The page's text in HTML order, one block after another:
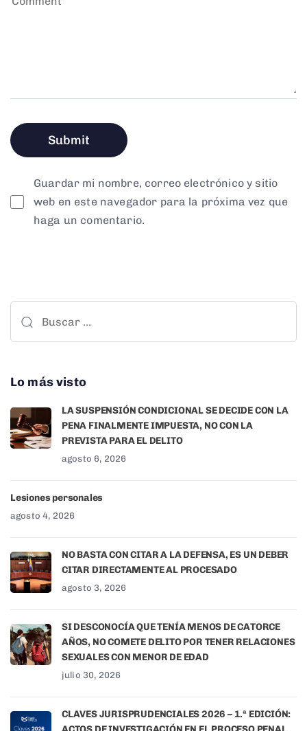
Guardar mi nombre, correo electrónico y sitio
web en este navegador para la próxima vez que
haga un comentario.
Lo más visto
LA SUSPENSIÓN CONDICIONAL SE DECIDE CON LA
PENA FINALMENTE IMPUESTA, NO CON LA
PREVISTA PARA EL DELITO
agosto 6, 2026
Lesiones personales
agosto 4, 2026
NO BASTA CON CITAR A LA DEFENSA, ES UN DEBER
CITAR DIRECTAMENTE AL PROCESADO
agosto 3, 2026
SI DESCONOCÍA QUE TENÍA MENOS DE CATORCE
AÑOS, NO COMETE DELITO POR TENER RELACIONES
SEXUALES CON MENOR DE EDAD
julio 30, 2026
CLAVES JURISPRUDENCIALES 2026 – 1.ª EDICIÓN: